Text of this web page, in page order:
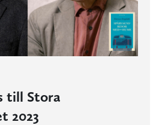
till Stora
2023